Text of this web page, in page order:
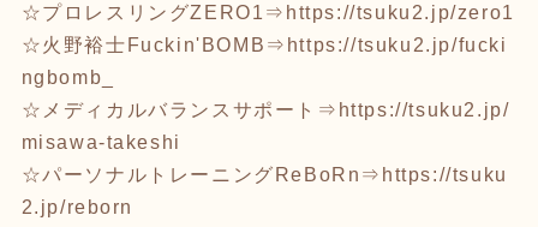
☆プロレスリングZERO1⇒ https://tsuku2.jp/zero1
☆火野裕士Fuckin'BOMB⇒ https://tsuku2.jp/fucki
ngbomb_
☆メディカルバランスサポート⇒ https://tsuku2.jp/
misawa-takeshi
☆パーソナルトレーニングReBoRn⇒ https://tsuku
2.jp/reborn